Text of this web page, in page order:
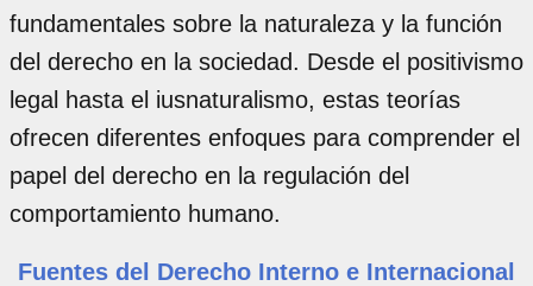
fundamentales sobre la naturaleza y la función
del derecho en la sociedad. Desde el positivismo
legal hasta el iusnaturalismo, estas teorías
ofrecen diferentes enfoques para comprender el
papel del derecho en la regulación del
comportamiento humano.
Fuentes del Derecho Interno e Internacional